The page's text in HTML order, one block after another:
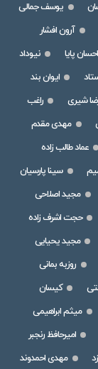
یوسف جمالی
آرون افشار
احسان پایا
نیوداد
ایوان بند
شیری
راغب
مهدی مقدم
عماد طالب زاده
سینا پارسیان
مجید اصلاحی
حجت اشرف زاده
مجید یحیایی
روزبه بمانی
کیسان
میثم ابراهیمی
امیرحافظ رنجبر
مهدی احمدوند